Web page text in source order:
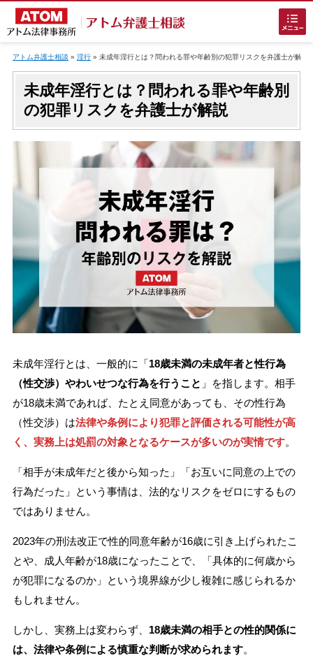
ホームに戻る
刑事事件でお困りの方
刑事事件の無料相談
接見・面会を弁護士に依頼
アトムについて 知りたい方
弁護士紹介
弁護士費用
アクセス
解決実績
ご依頼者からのお手紙
無料相談の口コミ評判
アトム弁護士相談 » 淫行» 未成年淫行とは？問われる罪や年齢別の犯罪リスクを弁護士が解説
未成年淫行とは？問われる罪や年齢別
の犯罪リスクを弁護士が解説
未成年淫行とは、一般的に「18歳未満の未成年者と性行為
（性交渉）やわいせつな行為を行うこと 」を指します。相手
が18歳未満であれば、たとえ同意があっても、その性行為
（性交渉）は法律や条例により犯罪と評価される可能性が高
く、実務上は処罰の対象となるケースが多いのが実情です。
「相手が未成年だと後から知った」「お互いに同意の上での
行為だった」という事情は、法的なリスクをゼロにするもの
ではありません。
2023年の刑法改正で性的同意年齢が16歳に引き上げられたこ
とや、成人年齢が18歳になったことで、「具体的に何歳から
が犯罪になるのか」という境界線が少し複雑に感じられるか
もしれません。
しかし、実務上は変わらず、 18歳未満の相手との性的関係に
は、法律や条例による慎重な判断が求められます。